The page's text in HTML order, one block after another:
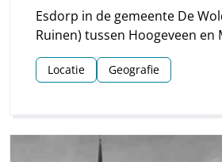
Esdorp in de gemeente De
Ruinen) tussen Hoogeveen en
zuiden van de spoorlijn
Locatie Geografie